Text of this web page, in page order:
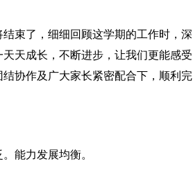
束了，细细回顾这学期的工作时，深
天成长，不断进步，让我们更能感受
协作及广大家长紧密配合下，顺利完
能力发展均衡。